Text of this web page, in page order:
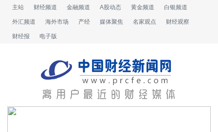
主站 财经频道 金融频道 A股动态 黄金频道 白银频道
外汇频道 海外市场 产经 媒体聚焦 名家观点 财经观察
财经报 电子版